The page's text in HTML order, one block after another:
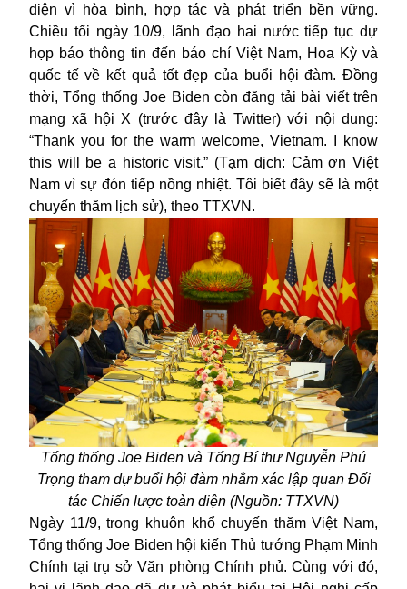
diện vì hòa bình, hợp tác và phát triển bền vững.
Chiều tối ngày 10/9, lãnh đạo hai nước tiếp tục dự
họp báo thông tin đến báo chí Việt Nam, Hoa Kỳ và
quốc tế về kết quả tốt đẹp của buổi hội đàm. Đồng
thời, Tổng thống Joe Biden còn đăng tải bài viết trên
mạng xã hội X (trước đây là Twitter) với nội dung:
“Thank you for the warm welcome, Vietnam. I know
this will be a historic visit.” (Tạm dịch: Cảm ơn Việt
Nam vì sự đón tiếp nồng nhiệt. Tôi biết đây sẽ là một
chuyến thăm lịch sử), theo TTXVN.
Tổng thống Joe Biden và Tổng Bí thư Nguyễn Phú
Trọng tham dự buổi hội đàm nhằm xác lập quan Đối
tác Chiến lược toàn diện (Nguồn: TTXVN)
Ngày 11/9, trong khuôn khổ chuyến thăm Việt Nam,
Tổng thống Joe Biden hội kiến Thủ tướng Phạm Minh
Chính tại trụ sở Văn phòng Chính phủ. Cùng với đó,